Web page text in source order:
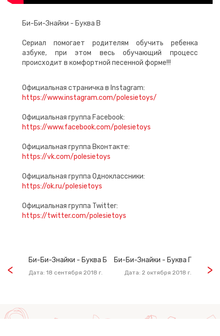
Би-Би-Знайки - Буква В
Cериал помогает родителям обучить ребенка
азбуке, при этом весь обучающий процесс
происходит в комфортной песенной форме!!!
Официальная страничка в Instagram:
https://www.instagram.com/polesietoys/
Официальная группа Facebook:
https://www.facebook.com/polesietoys
Официальная группа Вконтакте:
https://vk.com/polesietoys
Официальная группа Одноклассники:
https://ok.ru/polesietoys
Официальная группа Twitter:
https://twitter.com/polesietoys
Би-Би-Знайки - Буква Б
Дата: 18 сентября 2018 г.
Би-Би-Знайки - Буква Г
Дата: 2 октября 2018 г.